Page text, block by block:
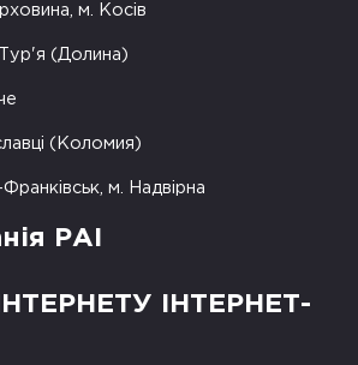
м. Косів
Тур'я (Долина)
(Коломия)
Франківськ, м. Надвірна
РАІ
ІНТЕРНЕТ-